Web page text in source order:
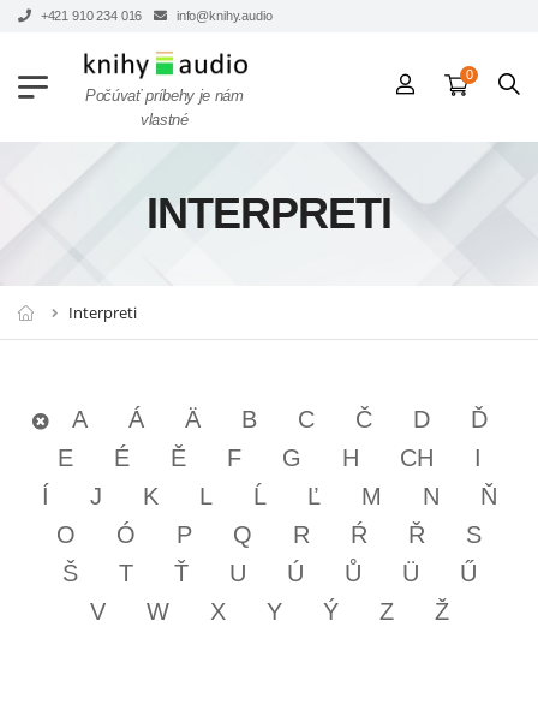
+421 910 234 016 info@knihy.audio
Počúvať príbehy je nám
vlastné
0
INTERPRETI
Interpreti
A Á Ä B C Č D
Ď
E
É Ě F G H CH
I
Í
J K L Ĺ Ľ M N
Ň
O
Ó P Q R Ŕ Ř
S
Š
T Ť U Ú Ů Ü
Ű
V
W X Y Ý Z Ž